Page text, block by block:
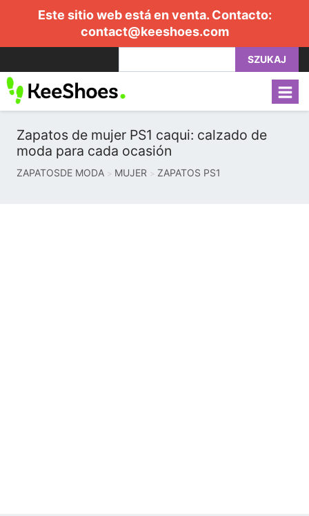
Este sitio web está en venta. Contacto:
contact@keeshoes.com
SZUKAJ
Zapatos de mujer PS1 caqui: calzado de
moda para cada ocasión
ZAPATOSDE MODA MUJER ZAPATOS PS1